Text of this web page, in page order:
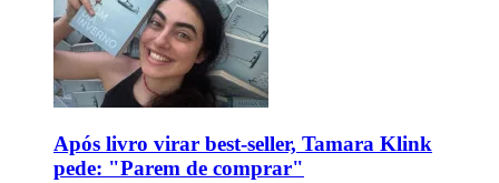
Após livro virar best-seller, Tamara Klink
pede: "Parem de comprar"